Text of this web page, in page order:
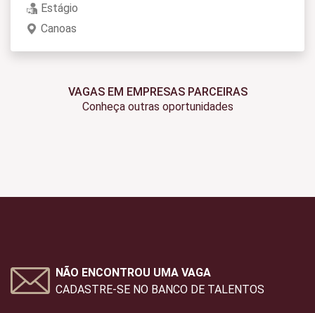
Estágio
Canoas
VAGAS EM EMPRESAS PARCEIRAS
Conheça outras oportunidades
NÃO ENCONTROU UMA VAGA
CADASTRE-SE NO BANCO DE TALENTOS